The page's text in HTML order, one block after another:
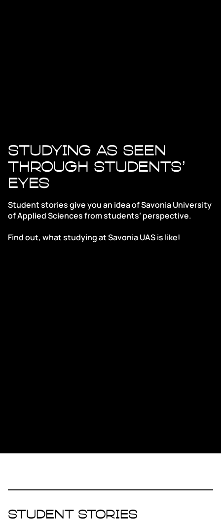
Studying as seen
through students’
eyes
Student stories give you an idea of Savonia University
of Applied Sciences from students’ perspective.
Find out, what studying at Savonia UAS is like!
Student Stories